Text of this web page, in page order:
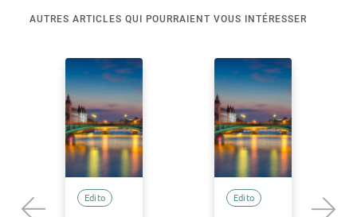
AUTRES ARTICLES QUI POURRAIENT VOUS INTÉRESSER
Edito Edito